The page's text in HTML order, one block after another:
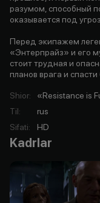
разумом, способный
оказывается под
Перед экипажем
«Энтерпрайз» и его
стоит трудная и
планов врага и
Shior:
«Resistance is
Til:
rus
Sifati: HD
Kadrlar